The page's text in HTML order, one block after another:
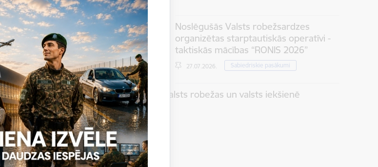
tika
Lidostas
sektorā
pie
Noslēgušās Valsts robežsardzes
organizētas starptautiskās operatīvi -
taktiskās mācības “RONIS 2026”
27.07.2026. Sabiedriskie pasākumi
2026. gada 5. augusts uz valsts robežas un valsts iekšienē
06.08.2026. Statistika